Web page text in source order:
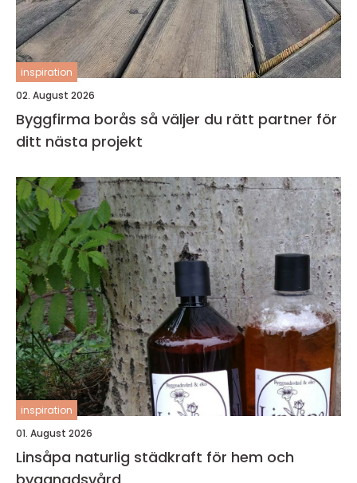
inspiration
02. August 2026
Byggfirma borås så väljer du rätt partner för
ditt nästa projekt
inspiration
01. August 2026
Linsåpa naturlig städkraft för hem och